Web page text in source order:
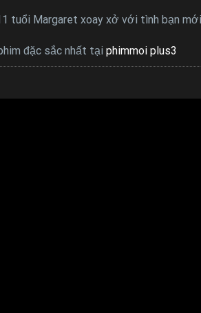
tuổi Margaret xoay xở với tình bạn
đặc sắc nhất tại phimmoi plus3